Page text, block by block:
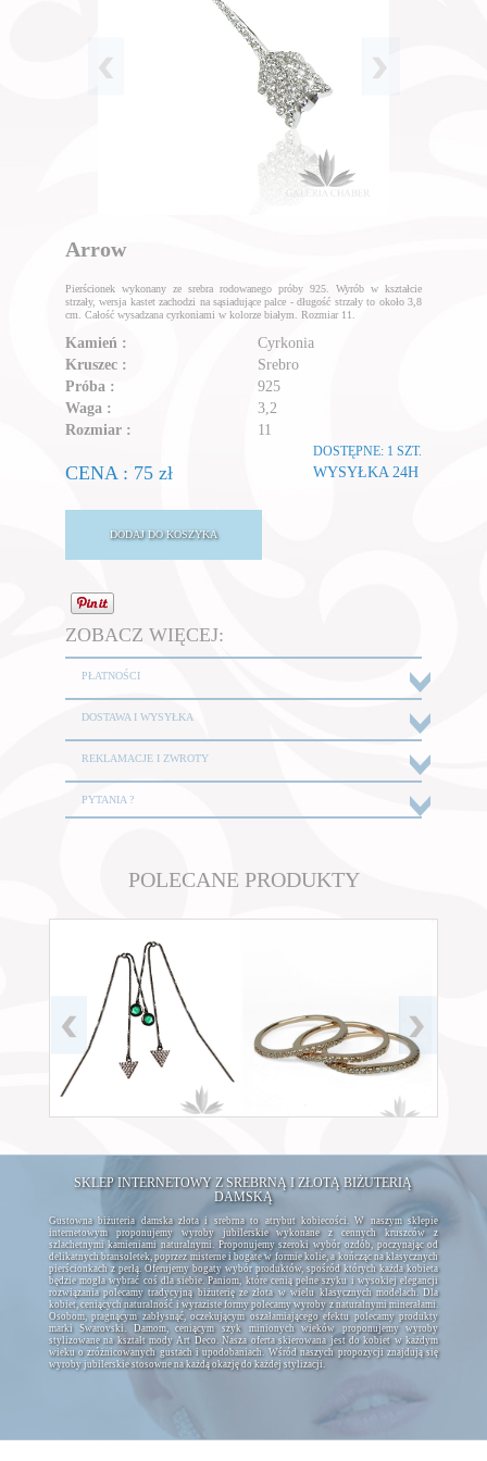
Arrow
Pierścionek wykonany ze srebra rodowanego próby 925. Wyrób w kształcie
strzały, wersja kastet zachodzi na sąsiadujące palce - długość strzały to około 3,8
cm. Całość wysadzana cyrkoniami w kolorze białym. Rozmiar 11.
Kamień :
Cyrkonia
Kruszec :
Srebro
Próba :
925
Waga :
3,2
Rozmiar :
11
CENA : 75 zł
DOSTĘPNE: 1 SZT.
WYSYŁKA 24H
ZOBACZ WIĘCEJ:
PŁATNOŚCI
DOSTAWA I WYSYŁKA
REKLAMACJE I ZWROTY
PYTANIA ?
POLECANE PRODUKTY
SKLEP INTERNETOWY Z SREBRNĄ I ZŁOTĄ BIŻUTERIĄ
DAMSKĄ
Gustowna biżuteria damska złota i srebrna to atrybut kobiecości. W naszym sklepie
internetowym proponujemy wyroby jubilerskie wykonane z cennych kruszców z
szlachetnymi kamieniami naturalnymi. Proponujemy szeroki wybór ozdób, poczynając od
delikatnych bransoletek, poprzez misterne i bogate w formie kolie, a kończąc na klasycznych
pierścionkach z perłą. Oferujemy bogaty wybór produktów, spośród których każda kobieta
będzie mogła wybrać coś dla siebie. Paniom, które cenią pełne szyku i wysokiej elegancji
rozwiązania polecamy tradycyjną biżuterię ze złota w wielu klasycznych modelach. Dla
kobiet, ceniących naturalność i wyraziste formy polecamy wyroby z naturalnymi minerałami.
Osobom, pragnącym zabłysnąć, oczekującym oszałamiającego efektu polecamy produkty
marki Swarovski. Damom, ceniącym szyk minionych wieków proponujemy wyroby
stylizowane na kształt mody Art Deco. Nasza oferta skierowana jest do kobiet w każdym
wieku o zróżnicowanych gustach i upodobaniach. Wśród naszych propozycji znajdują się
wyroby jubilerskie stosowne na każdą okazję do każdej stylizacji.